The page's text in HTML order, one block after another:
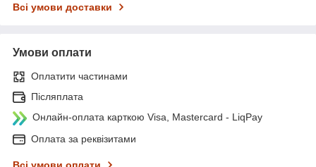
Всі умови доставки
Умови оплати
Оплатити частинами
Післяплата
Онлайн-оплата карткою Visa, Mastercard - LiqPay
Оплата за реквізитами